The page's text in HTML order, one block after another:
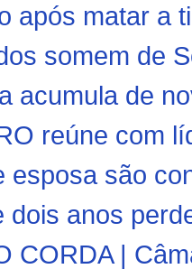
após matar a
somem de
acumula de
reúne com
esposa são
dois anos
CORDA |